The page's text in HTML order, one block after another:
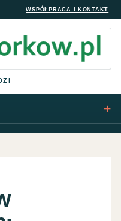
WSPÓŁPRACA I KONTAKT